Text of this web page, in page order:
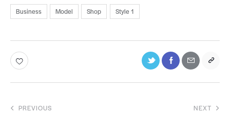
Business Model Shop Style 1
PREVIOUS NEXT